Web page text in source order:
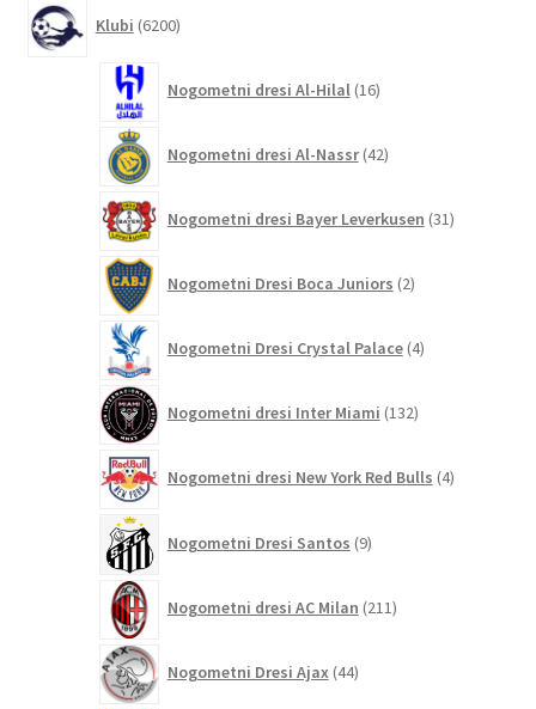
Klubi 6200izdelkov
Nogometni dresi Al-Hilal 16izdelkov
Nogometni dresi Al-Nassr 42izdelkov
Nogometni dresi Bayer Leverkusen 31izdelkov
Nogometni Dresi Boca Juniors 2izdelka
Nogometni Dresi Crystal Palace 4izdelki
Nogometni dresi Inter Miami 132izdelkov
Nogometni dresi New York Red Bulls 4izdelki
Nogometni Dresi Santos 9izdelkov
Nogometni dresi AC Milan 211izdelkov
Nogometni Dresi Ajax 44izdelkov